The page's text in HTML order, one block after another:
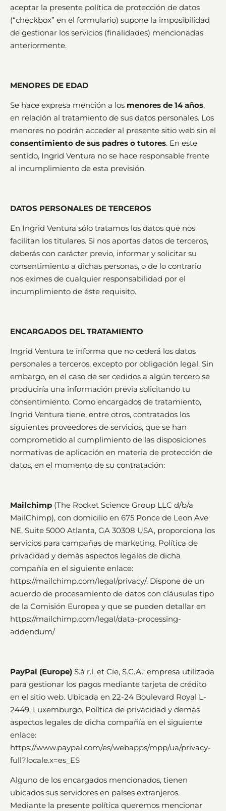
aceptar la presente política de protección de datos
(“checkbox” en el formulario) supone la imposibilidad
de gestionar los servicios (finalidades) mencionadas
anteriormente.
MENORES DE EDAD
Se hace expresa mención a los menores de 14 años,
en relación al tratamiento de sus datos personales. Los
menores no podrán acceder al presente sitio web sin el
consentimiento de sus padres o tutores. En este
sentido, Ingrid Ventura no se hace responsable frente
al incumplimiento de esta previsión.
DATOS PERSONALES DE TERCEROS
En Ingrid Ventura sólo tratamos los datos que nos
facilitan los titulares. Si nos aportas datos de terceros,
deberás con carácter previo, informar y solicitar su
consentimiento a dichas personas, o de lo contrario
nos eximes de cualquier responsabilidad por el
incumplimiento de éste requisito.
ENCARGADOS DEL TRATAMIENTO
Ingrid Ventura te informa que no cederá los datos
personales a terceros, excepto por obligación legal. Sin
embargo, en el caso de ser cedidos a algún tercero se
produciría una información previa solicitando tu
consentimiento. Como encargados de tratamiento,
Ingrid Ventura tiene, entre otros, contratados los
siguientes proveedores de servicios, que se han
comprometido al cumplimiento de las disposiciones
normativas de aplicación en materia de protección de
datos, en el momento de su contratación:
Mailchimp (The Rocket Science Group LLC d/b/a
MailChimp), con domicilio en 675 Ponce de Leon Ave
NE, Suite 5000 Atlanta, GA 30308 USA, proporciona los
servicios para campañas de marketing. Política de
privacidad y demás aspectos legales de dicha
compañía en el siguiente enlace:
https://mailchimp.com/legal/privacy/. Dispone de un
acuerdo de procesamiento de datos con cláusulas tipo
de la Comisión Europea y que se pueden detallar en
https://mailchimp.com/legal/data-processing-
addendum/
PayPal (Europe) S.à r.l. et Cie, S.C.A.: empresa utilizada
para gestionar los pagos mediante tarjeta de crédito
en el sitio web. Ubicada en 22-24 Boulevard Royal L-
2449, Luxemburgo. Política de privacidad y demás
aspectos legales de dicha compañía en el siguiente
enlace:
https://www.paypal.com/es/webapps/mpp/ua/privacy-
full?locale.x=es_ES
Alguno de los encargados mencionados, tienen
ubicados sus servidores en países extranjeros.
Mediante la presente política queremos mencionar